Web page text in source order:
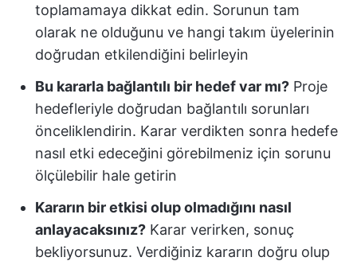
toplamamaya dikkat edin. Sorunun tam
olarak ne olduğunu ve hangi takım üyelerinin
doğrudan etkilendiğini belirleyin
Bu kararla bağlantılı bir hedef var mı? Proje
hedefleriyle doğrudan bağlantılı sorunları
önceliklendirin. Karar verdikten sonra hedefe
nasıl etki edeceğini görebilmeniz için sorunu
ölçülebilir hale getirin
Kararın bir etkisi olup olmadığını nasıl
anlayacaksınız? Karar verirken, sonuç
bekliyorsunuz. Verdiğiniz kararın doğru olup